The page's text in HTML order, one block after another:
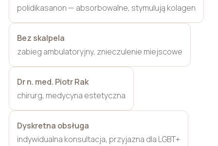
polidikasanon — absorbowalne, stymulują kolagen
Bez skalpela
zabieg ambulatoryjny, znieczulenie miejscowe
Dr n. med. Piotr Rak
chirurg, medycyna estetyczna
Dyskretna obsługa
indywidualna konsultacja, przyjazna dla LGBT+